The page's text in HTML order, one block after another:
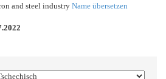
and steel industry Name übersetzen